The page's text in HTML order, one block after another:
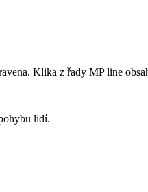
Klika z řady MP line
lidí.